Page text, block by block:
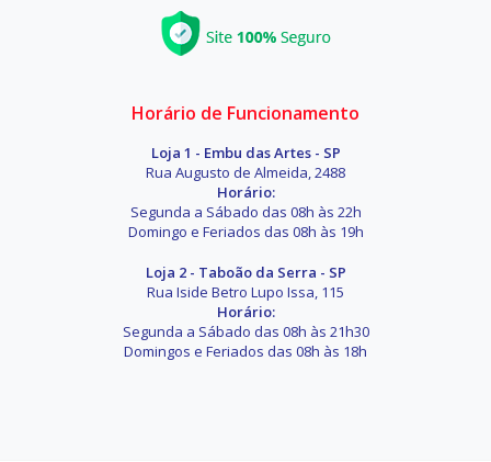
Horário de Funcionamento
Loja 1 - Embu das Artes - SP
Rua Augusto de Almeida, 2488
Horário:
Segunda a Sábado das 08h às 22h
Domingo e Feriados das 08h às 19h
Loja 2 - Taboão da Serra - SP
Rua Iside Betro Lupo Issa, 115
Horário:
Segunda a Sábado das 08h às 21h30
Domingos e Feriados das 08h às 18h